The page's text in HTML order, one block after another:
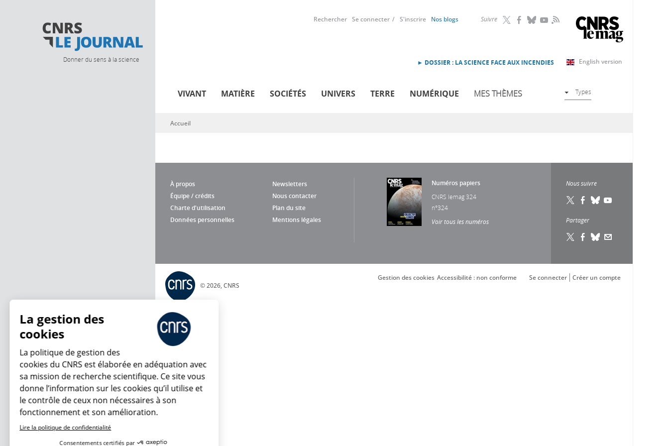
Donner du sens à la science
Suivre RSS
Rechercher Se connecter S'inscrire Nos blogs
English version
► DOSSIER : LA SCIENCE FACE AUX INCENDIES
VIVANT MATIÈRE SOCIÉTÉS UNIVERS TERRE NUMÉRIQUE MES THÈMES Types
Vous êtes ici
Accueil
À propos
Newsletters
Équipe / crédits
Nous contacter
Charte d'utilisation
Plan du site
Données personnelles
Mentions légales
Numéros papiers
CNRS lemag 324
n°324
Voir tous les numéros
Nous suivre
Partager
© 2026, CNRS
Créer un compte
Se connecter
Accessibilité : non conforme
Gestion des cookies
La gestion des
cookies
La politique de gestion des
cookies du CNRS est élaborée en adéquation avec
sa mission de recherche scientifique. Ce site vous
donne l’information sur les cookies qu’il utilise et
le contrôle de ceux non nécessaires à son
fonctionnement et son amélioration.
Lire la politique de confidentialité
Consentements certifiés par